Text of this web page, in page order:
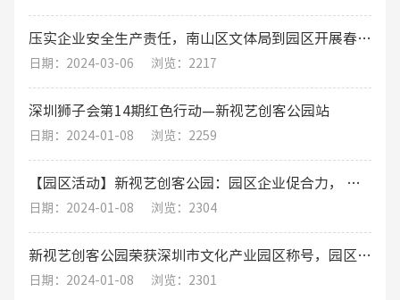
压实企业安全生产责任，南山区文体局到园区开展春节期间安全生产工作综合督导检查
日期：2024-03-06 浏览：2217
深圳狮子会第14期红色行动—新视艺创客公园站
日期：2024-01-08 浏览：2259
【园区活动】新视艺创客公园：园区企业促合力， 围炉煮茶话发展
日期：2024-01-08 浏览：2304
新视艺创客公园荣获深圳市文化产业园区称号，园区运营将迎来新机遇！
日期：2024-01-08 浏览：2301